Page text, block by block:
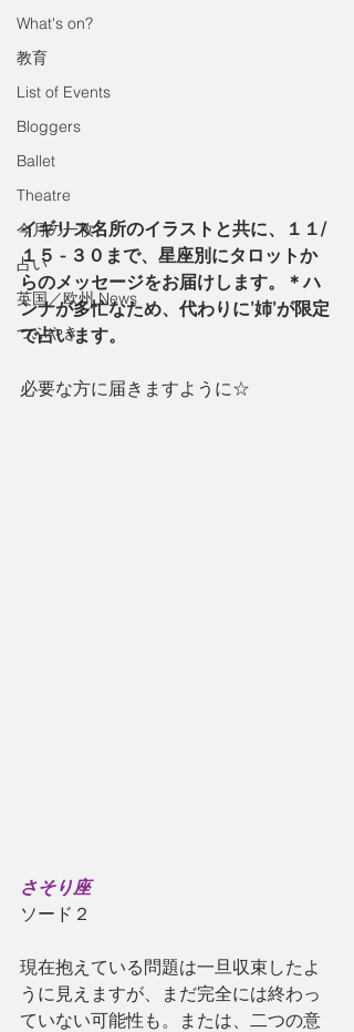
What's on?
教育
List of Events
Bloggers
Ballet
Theatre
今月の一枚
占い
英国／欧州 News
つぶやき
イギリス名所のイラストと共に、１１/
１５ - ３０まで、星座別にタロットか
らのメッセージをお届けします。＊ハ
ンナが多忙なため、代わりに’姉’が限定
で占います。
必要な方に届きますように☆
さそり座
ソード２
現在抱えている問題は一旦収束したよ
うに見えますが、まだ完全には終わっ
ていない可能性も。または、二つの意